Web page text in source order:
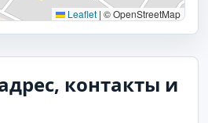
Leaflet | © OpenStreetMap
контакты и